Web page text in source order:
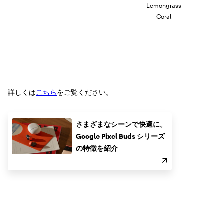
Lemongrass
Coral
詳しくはこちらをご覧ください。
さまざまなシーンで快適に。
Google Pixel Buds シリーズ
の特徴を紹介